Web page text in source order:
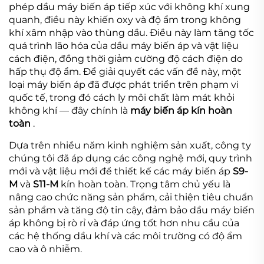
phép dầu máy biến áp tiếp xúc với không khí xung
quanh, điều này khiến oxy và độ ẩm trong không
khí xâm nhập vào thùng dầu. Điều này làm tăng tốc
quá trình lão hóa của dầu máy biến áp và vật liệu
cách điện, đồng thời giảm cường độ cách điện do
hấp thụ độ ẩm. Để giải quyết các vấn đề này, một
loại máy biến áp đã được phát triển trên phạm vi
quốc tế, trong đó cách ly môi chất làm mát khỏi
không khí — đây chính là máy biến áp kín hoàn
toàn .
Dựa trên nhiều năm kinh nghiệm sản xuất, công ty
chúng tôi đã áp dụng các công nghệ mới, quy trình
mới và vật liệu mới để thiết kế các máy biến áp S9-
M và S11-M kín hoàn toàn. Trọng tâm chủ yếu là
nâng cao chức năng sản phẩm, cải thiện tiêu chuẩn
sản phẩm và tăng độ tin cậy, đảm bảo dầu máy biến
áp không bị rò rỉ và đáp ứng tốt hơn nhu cầu của
các hệ thống dầu khí và các môi trường có độ ẩm
cao và ô nhiễm.